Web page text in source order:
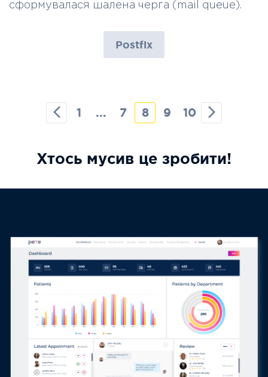
сформувалася шалена черга (mail queue).
Postfix
1 ... 7 8 9 10
Хтось мусив це зробити!